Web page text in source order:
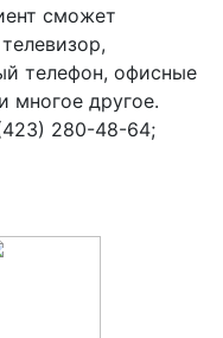
сможет
телефон, офисные
многое другое.
280-48-64;